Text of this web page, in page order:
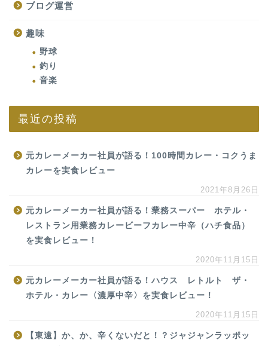
ブログ運営
趣味
野球
釣り
音楽
最近の投稿
元カレーメーカー社員が語る！100時間カレー・コクうま
カレーを実食レビュー
2021年8月26日
元カレーメーカー社員が語る！業務スーパー ホテル・
レストラン用業務カレービーフカレー中辛（ハチ食品）
を実食レビュー！
2020年11月15日
元カレーメーカー社員が語る！ハウス レトルト ザ・
ホテル・カレー〈濃厚中辛〉を実食レビュー！
2020年11月15日
【東遠】か、か、辛くないだと！？ジャジャンラッポッ